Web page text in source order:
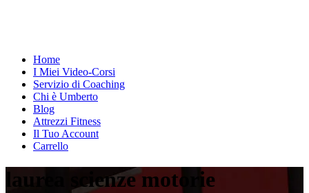
Home
I Miei Video-Corsi
Servizio di Coaching
Chi è Umberto
Blog
Attrezzi Fitness
Il Tuo Account
Carrello
laurea scienze motorie